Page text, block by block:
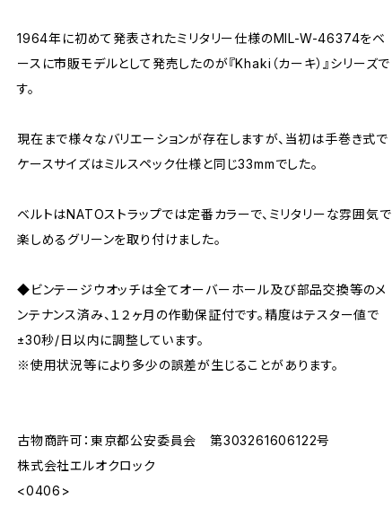
1964年に初めて発表されたミリタリー仕様のMIL-W-46374をベ
ースに市販モデルとして発売したのが『Khaki（カーキ）』シリーズで
す。
現在まで様々なバリエーションが存在しますが、当初は手巻き式で
ケースサイズはミルスペック仕様と同じ33mmでした。
ベルトはNATOストラップでは定番カラーで、ミリタリーな雰囲気で
楽しめるグリーンを取り付けました。
◆ビンテージウオッチは全てオーバーホール及び部品交換等のメ
ンテナンス済み、１２ヶ月の作動保証付です。精度はテスター値で
±30秒/日以内に調整しています。
※使用状況等により多少の誤差が生じることがあります。
古物商許可：東京都公安委員会 第303261606122号
株式会社エルオクロック
<0406>